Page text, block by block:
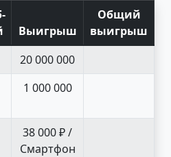
-
Выигрыш
Общий
выигрыш
20 000 000
1 000 000
38 000 ₽ /
Смартфон